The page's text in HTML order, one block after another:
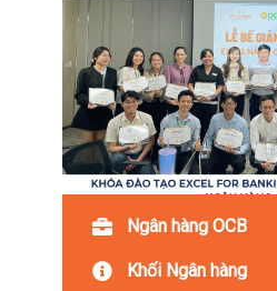
Ngân hàng OCB
Khối Ngân hàng